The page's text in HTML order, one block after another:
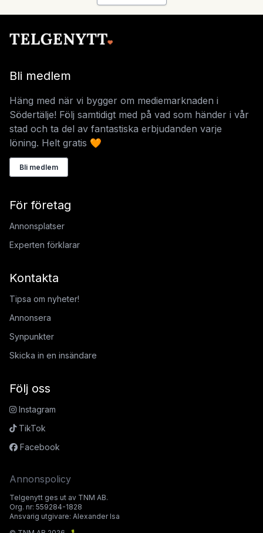
Bli medlem
Häng med när vi bygger om mediemarknaden i
Södertälje! Följ samtidigt med på vad som händer i vår
stad och ta del av fantastiska erbjudanden varje
löning. Helt gratis 🧡
Bli medlem
För företag
Annonsplatser
Experten förklarar
Kontakta
Tipsa om nyheter!
Annonsera
Synpunkter
Skicka in en insändare
Följ oss
Instagram
TikTok
Facebook
Annonspolicy
Telgenytt ges ut av TNM AB.
Org. nr: 559284-1828
Ansvarig utgivare: Alexander Isa